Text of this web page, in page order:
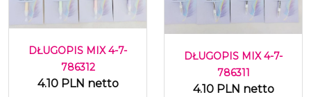
DŁUGOPIS MIX 4-7-
786312
4.10 PLN netto
DŁUGOPIS MIX 4-7-
786311
4.10 PLN netto